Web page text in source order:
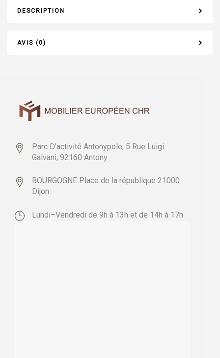
DESCRIPTION
AVIS (0)
Parc D'activité Antonypole, 5 Rue Luigi
Galvani, 92160 Antony
BOURGOGNE Place de la république 21000
Dijon
Lundi–Vendredi de 9h à 13h et de 14h à 17h